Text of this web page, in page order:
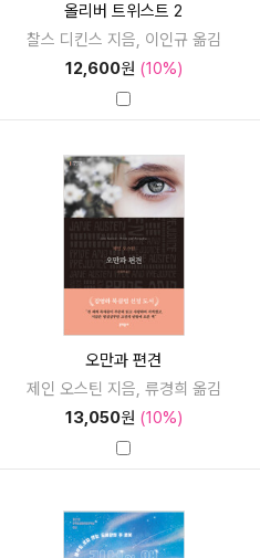
올리버 트위스트 2
찰스 디킨스 지음, 이인규 옮김
12,600원 (10%)
오만과 편견
제인 오스틴 지음, 류경희 옮김
13,050원 (10%)